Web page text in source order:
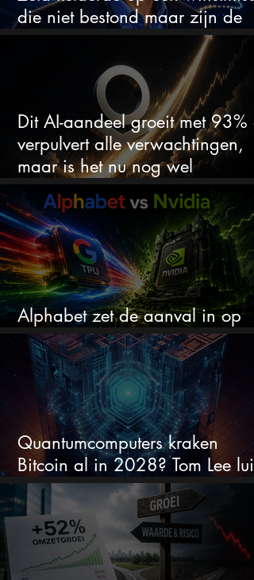
die niet bestond maar zijn de
aandelen koopwaardig?
Dit AI-aandeel groeit met 93%
verpulvert alle verwachtingen,
maar is het nu nog wel
koopwaardig?
Alphabet zet de aanval in op
Nvidia met eigen AI-chips
Quantumcomputers kraken
Bitcoin al in 2028? Tom Lee
de alarmbel